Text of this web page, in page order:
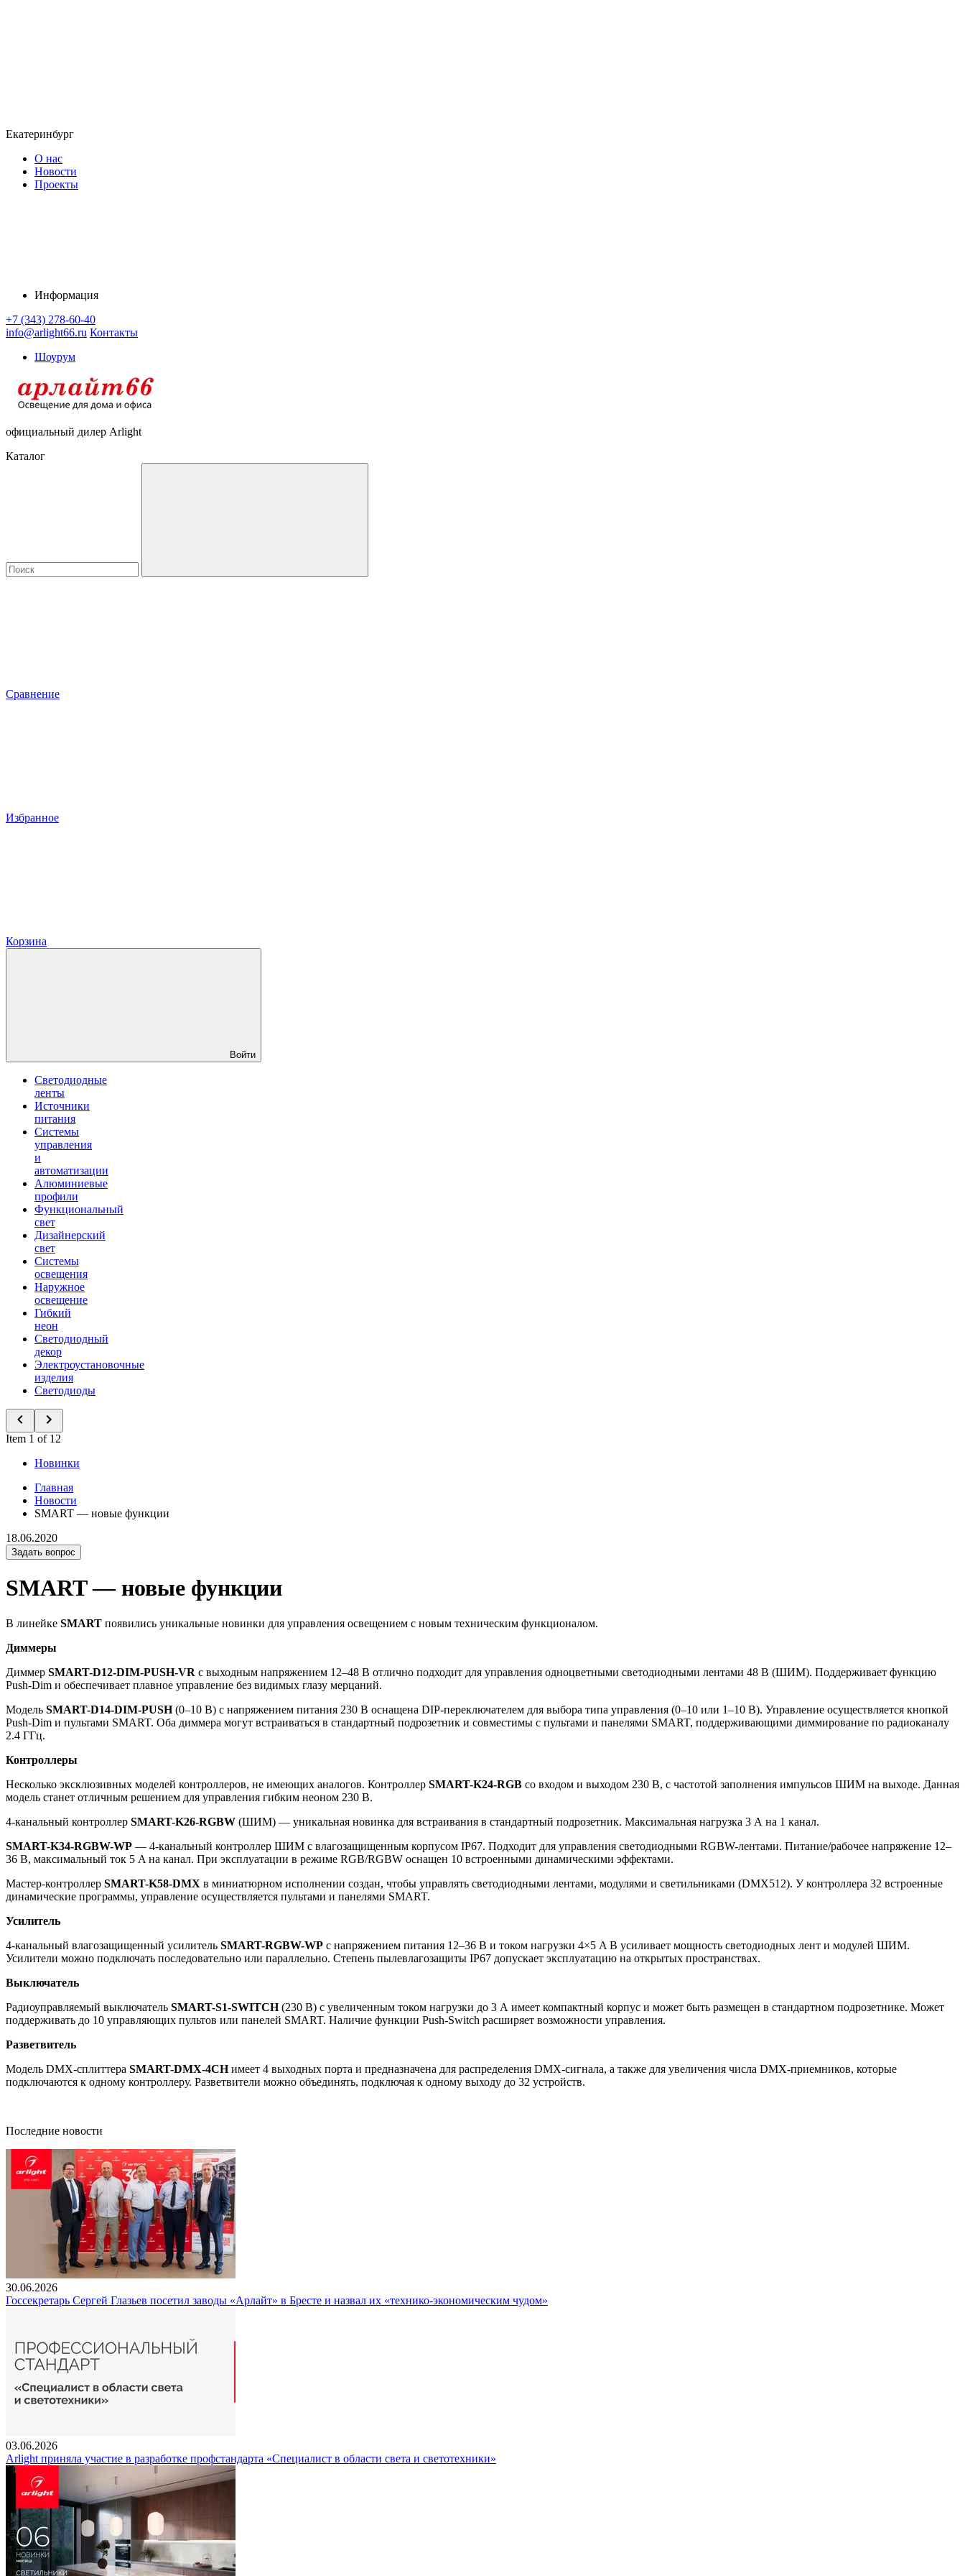
Екатеринбург
О нас
Новости
Проекты
Информация
+7 (343) 278-60-40
info@arlight66.ru Контакты
Шоурум
официальный дилер Arlight
Каталог
Сравнение
Избранное
Корзина
Войти
Светодиодные
ленты
Источники
питания
Системы
управления
и
автоматизации
Алюминиевые
профили
Функциональный
свет
Дизайнерский
свет
Системы
освещения
Наружное
освещение
Гибкий
неон
Светодиодный
декор
Электроустановочные
изделия
Светодиоды
Item 1 of 12
Новинки
Главная
Новости
SMART — новые функции
18.06.2020
Задать вопрос
SMART — новые функции
В линейке SMART появились уникальные новинки для управления освещением с новым техническим функционалом.
Диммеры
Диммер SMART-D12-DIM-PUSH-VR с выходным напряжением 12–48 В отлично подходит для управления одноцветными светодиодными лентами 48 В (ШИМ). Поддерживает функцию
Push-Dim и обеспечивает плавное управление без видимых глазу мерцаний.
Модель SMART-D14-DIM-PUSH(0–10 В) с напряжением питания 230 В оснащена DIP-переключателем для выбора типа управления (0–10 или 1–10 В). Управление осуществляется кнопкой
Push-Dim и пультами SMART. Оба диммера могут встраиваться в стандартный подрозетник и совместимы с пультами и панелями SMART, поддерживающими диммирование по радиоканалу
2.4 ГГц.
Контроллеры
Несколько эксклюзивных моделей контроллеров, не имеющих аналогов. Контроллер SMART-K24-RGB со входом и выходом 230 В, с частотой заполнения импульсов ШИМ на выходе. Данная
модель станет отличным решением для управления гибким неоном 230 В.
4-канальный контроллер SMART-K26-RGBW (ШИМ) — уникальная новинка для встраивания в стандартный подрозетник. Максимальная нагрузка 3 А на 1 канал.
SMART-K34-RGBW-WP — 4-канальный контроллер ШИМ с влагозащищенным корпусом IP67. Подходит для управления светодиодными RGBW-лентами. Питание/рабочее напряжение 12–
36 В, максимальный ток 5 A на канал. При эксплуатации в режиме RGB/RGBW оснащен 10 встроенными динамическими эффектами.
Мастер-контроллер SMART-K58-DMX в миниатюрном исполнении создан, чтобы управлять светодиодными лентами, модулями и светильниками (DMX512). У контроллера 32 встроенные
динамические программы, управление осуществляется пультами и панелями SMART.
Усилитель
4-канальный влагозащищенный усилитель SMART-RGBW-WP с напряжением питания 12–36 В и током нагрузки 4×5 A В усиливает мощность светодиодных лент и модулей ШИМ.
Усилители можно подключать последовательно или параллельно. Степень пылевлагозащиты IP67 допускает эксплуатацию на открытых пространствах.
Выключатель
Радиоуправляемый выключатель SMART-S1-SWITCH(230 В) с увеличенным током нагрузки до 3 А имеет компактный корпус и может быть размещен в стандартном подрозетнике. Может
поддерживать до 10 управляющих пультов или панелей SMART. Наличие функции Push-Switch расширяет возможности управления.
Разветвитель
Модель DMX-сплиттера SMART-DMX-4CHимеет 4 выходных порта и предназначена для распределения DMX-сигнала, а также для увеличения числа DMX-приемников, которые
подключаются к одному контроллеру. Разветвители можно объединять, подключая к одному выходу до 32 устройств.
Последние новости
30.06.2026
Госсекретарь Сергей Глазьев посетил заводы «Арлайт» в Бресте и назвал их «технико-экономическим чудом»
03.06.2026
Arlight приняла участие в разработке профстандарта «Специалист в области света и светотехники»